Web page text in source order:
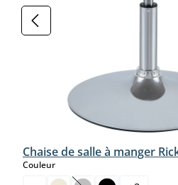
Chaise de salle à manger
Couleurselect